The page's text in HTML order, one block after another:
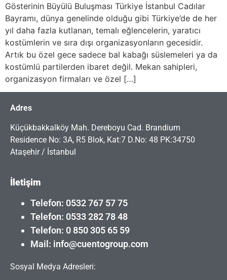
Gösterinin Büyülü Buluşması Türkiye İstanbul Cadılar
Bayramı, dünya genelinde olduğu gibi Türkiye’de de her
yıl daha fazla kutlanan, temalı eğlencelerin, yaratıcı
kostümlerin ve sıra dışı organizasyonların gecesidir.
Artık bu özel gece sadece bal kabağı süslemeleri ya da
kostümlü partilerden ibaret değil. Mekan sahipleri,
organizasyon firmaları ve özel […]
Adres
Küçükbakkalköy Mah. Dereboyu Cad. Brandium
Residence No: 3A, R5 Blok, Kat:7 D.No: 48 PK:34750
Ataşehir / İstanbul
İletişim
Telefon: 0532 767 57 75
Telefon: 0533 282 78 48
Telefon: 0 850 305 65 59
Mail: info@cuentogroup.com
Sosyal Medya Adresleri: